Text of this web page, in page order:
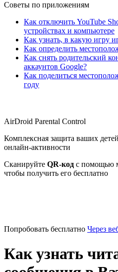
Советы по приложениям
Как отключить YouTube
устройствах и компьютере
Как узнать, в какую игру
Как определить
Как снять родительский
аккаунтов Google?
Как поделиться
году
AirDroid Parental Control
Комплексная защита ваших
онлайн-активности
Сканируйте QR-код с помощью
чтобы получить его бесплатно
Попробовать бесплатно Через
Как узнать